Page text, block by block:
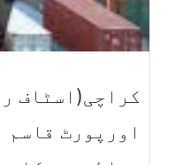
کراچی(اسٹاف
اورپورٹ